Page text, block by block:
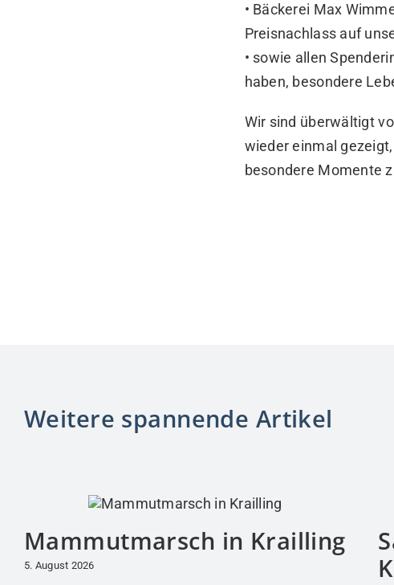
• Bäckerei Max
Preisnachlass auf
• sowie allen
haben, besondere
Wir sind überwältigt
wieder einmal
besondere Momente
Weitere spannende Artikel
Mammutmarsch in Krailling
5. August 2026